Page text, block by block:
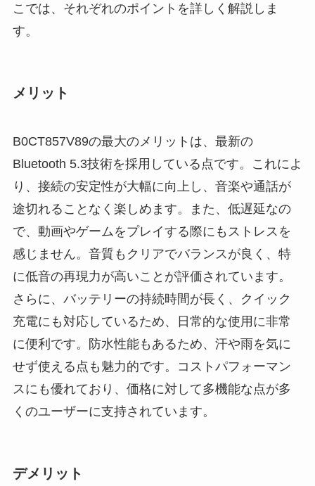
こでは、それぞれのポイントを詳しく解説しま
す。
メリット
B0CT857V89の最大のメリットは、最新の
Bluetooth 5.3技術を採用している点です。これによ
り、接続の安定性が大幅に向上し、音楽や通話が
途切れることなく楽しめます。また、低遅延なの
で、動画やゲームをプレイする際にもストレスを
感じません。音質もクリアでバランスが良く、特
に低音の再現力が高いことが評価されています。
さらに、バッテリーの持続時間が長く、クイック
充電にも対応しているため、日常的な使用に非常
に便利です。防水性能もあるため、汗や雨を気に
せず使える点も魅力的です。コストパフォーマン
スにも優れており、価格に対して多機能な点が多
くのユーザーに支持されています。
デメリット